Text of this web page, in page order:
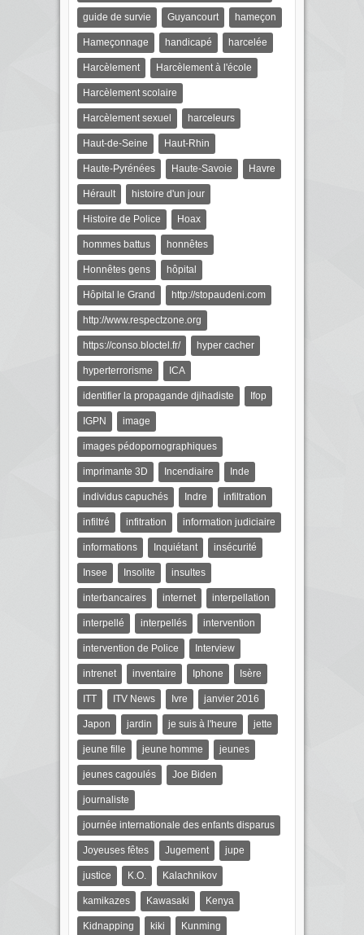
guide de survie Guyancourt hameçon
Hameçonnage handicapé harcelée
Harcèlement Harcèlement à l'école
Harcèlement scolaire
Harcèlement sexuel harceleurs
Haut-de-Seine Haut-Rhin
Haute-Pyrénées Haute-Savoie Havre
Hérault histoire d'un jour
Histoire de Police Hoax
hommes battus honnêtes
Honnêtes gens hôpital
Hôpital le Grand http://stopaudeni.com
http://www.respectzone.org
https://conso.bloctel.fr/ hyper cacher
hyperterrorisme ICA
identifier la propagande djihadiste Ifop
IGPN image
images pédopornographiques
imprimante 3D Incendiaire Inde
individus capuchés Indre infiltration
infiltré infitration information judiciaire
informations Inquiétant insécurité
Insee Insolite insultes
interbancaires internet interpellation
interpellé interpellés intervention
intervention de Police Interview
intrenet inventaire Iphone Isère
ITT ITV News Ivre janvier 2016
Japon jardin je suis à l'heure jette
jeune fille jeune homme jeunes
jeunes cagoulés Joe Biden
journaliste
journée internationale des enfants disparus
Joyeuses fêtes Jugement jupe
justice K.O. Kalachnikov
kamikazes Kawasaki Kenya
Kidnapping kiki Kunming